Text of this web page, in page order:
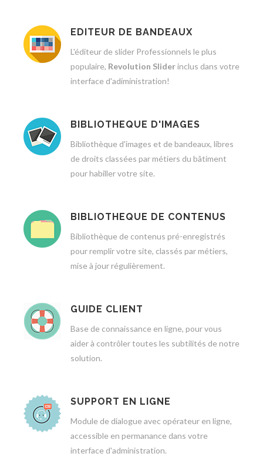
EDITEUR DE BANDEAUX
L'éditeur de slider Professionnels le plus
populaire, Revolution Sliderinclus dans votre
interface d'adiministration!
BIBLIOTHEQUE D'IMAGES
Bibliothèque d'images et de bandeaux, libres
de droits classées par métiers du bâtiment
pour habiller votre site.
BIBLIOTHEQUE DE CONTENUS
Bibliothèque de contenus pré-enregistrés
pour remplir votre site, classés par métiers,
mise à jour régulièrement.
GUIDE CLIENT
Base de connaissance en ligne, pour vous
aider à contrôler toutes les subtilités de notre
solution.
SUPPORT EN LIGNE
Module de dialogue avec opérateur en ligne,
accessible en permanance dans votre
interface d'administration.